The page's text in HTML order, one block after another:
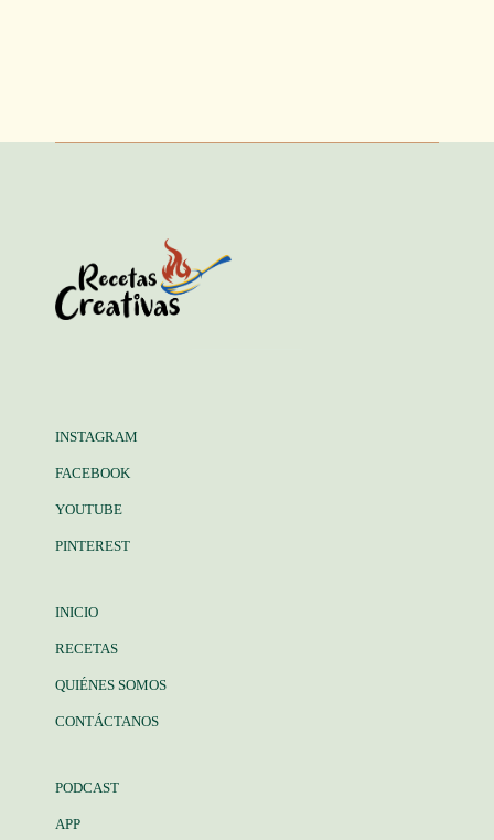
INSTAGRAM
FACEBOOK
YOUTUBE
PINTEREST
INICIO
RECETAS
QUIÉNES SOMOS
CONTÁCTANOS
PODCAST
APP